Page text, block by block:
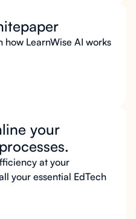
LearnWise AI works
your
at your
your essential EdTech